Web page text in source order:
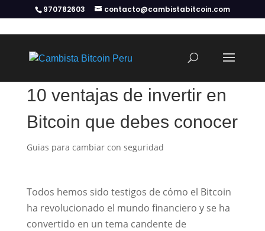
970782603 contacto@cambistabitcoin.com
10 ventajas de invertir en
Bitcoin que debes conocer
Guias para cambiar con seguridad
Todos hemos sido testigos de cómo el Bitcoin
ha revolucionado el mundo financiero y se ha
convertido en un tema candente de